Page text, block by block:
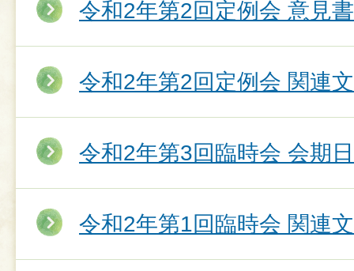
令和2年第2回定例会 意見
令和2年第2回定例会 関連
令和2年第3回臨時会 会期
令和2年第1回臨時会 関連